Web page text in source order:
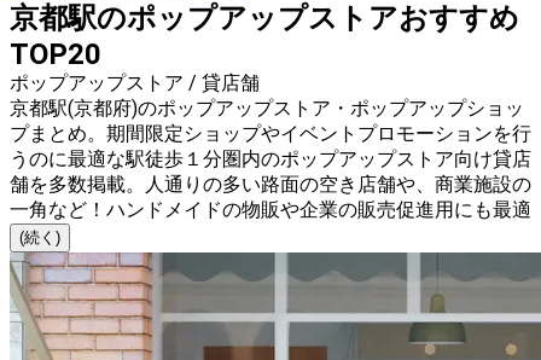
京都駅のポップアップストアおすすめ
TOP20
ポップアップストア / 貸店舗
京都駅(京都府)のポップアップストア・ポップアップショッ
プまとめ。期間限定ショップやイベントプロモーションを行
うのに最適な駅徒歩１分圏内のポップアップストア向け貸店
舗を多数掲載。人通りの多い路面の空き店舗や、商業施設の
一角など！ハンドメイドの物販や企業の販売促進用にも最適
(続く)